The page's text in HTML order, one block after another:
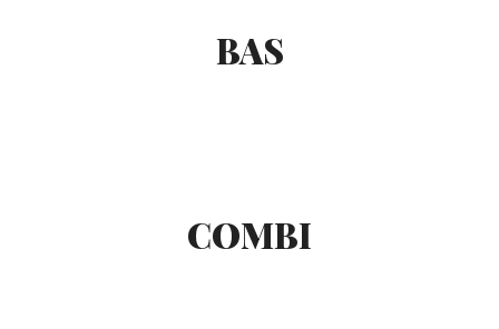
BAS
COMBI